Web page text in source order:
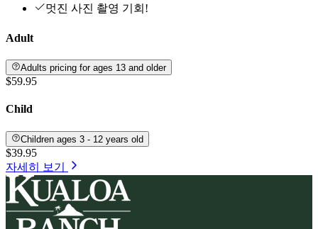
멋진 사진 촬영 기회!
Adult
Adults pricing for ages 13 and older
$59.95
Child
Children ages 3 - 12 years old
$39.95
자세히 보기